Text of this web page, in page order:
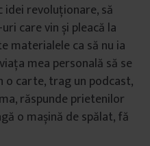
idei revoluționare, să
care vin și pleacă la
materialele ca să nu ia
mea personală să se
carte, trag un podcast,
răspunde prietenilor
o mașină de spălat, fă